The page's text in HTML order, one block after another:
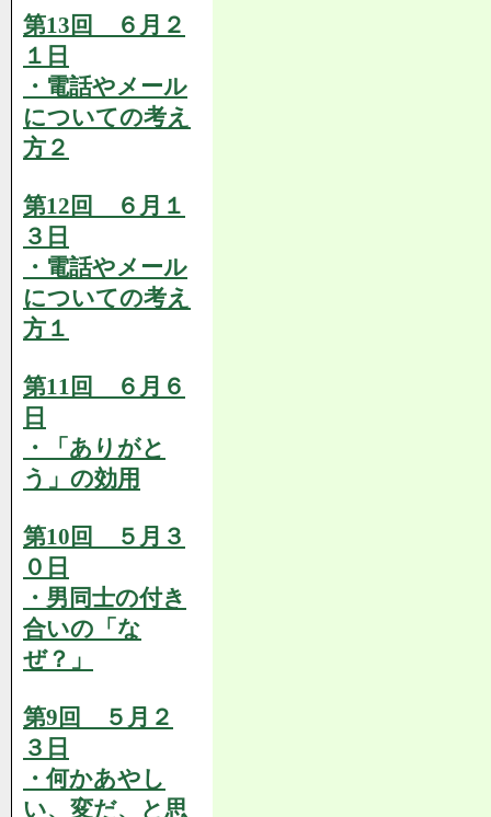
第13回 ６月２
１日
・電話やメール
についての考え
方２
第12回 ６月１
３日
・電話やメール
についての考え
方１
第11回 ６月６
日
・「ありがと
う」の効用
第10回 ５月３
０日
・男同士の付き
合いの「な
ぜ？」
第9回 ５月２
３日
・何かあやし
い、変だ、と思